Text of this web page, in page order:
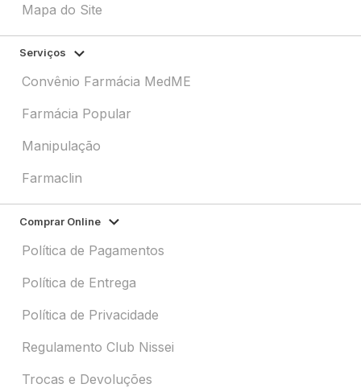
Mapa do Site
Serviços
Convênio Farmácia MedME
Farmácia Popular
Manipulação
Farmaclin
Comprar Online
Política de Pagamentos
Política de Entrega
Política de Privacidade
Regulamento Club Nissei
Trocas e Devoluções